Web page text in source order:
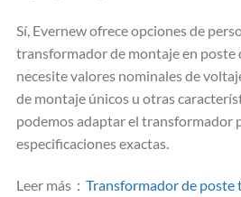
Sí, Evernew ofrece opciones de
transformador de montaje en poste
necesite valores nominales de
de montaje únicos u otras
podemos adaptar el transformador
especificaciones exactas.
Leer más： Transformador de poste